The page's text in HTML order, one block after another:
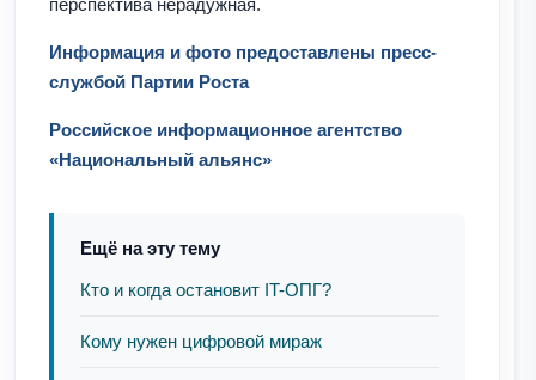
Информация и фото предоставлены пресс-
службой Партии Роста
Российское информационное агентство
«Национальный альянс»
Ещё на эту тему
Кто и когда остановит IT-ОПГ?
Кому нужен цифровой мираж